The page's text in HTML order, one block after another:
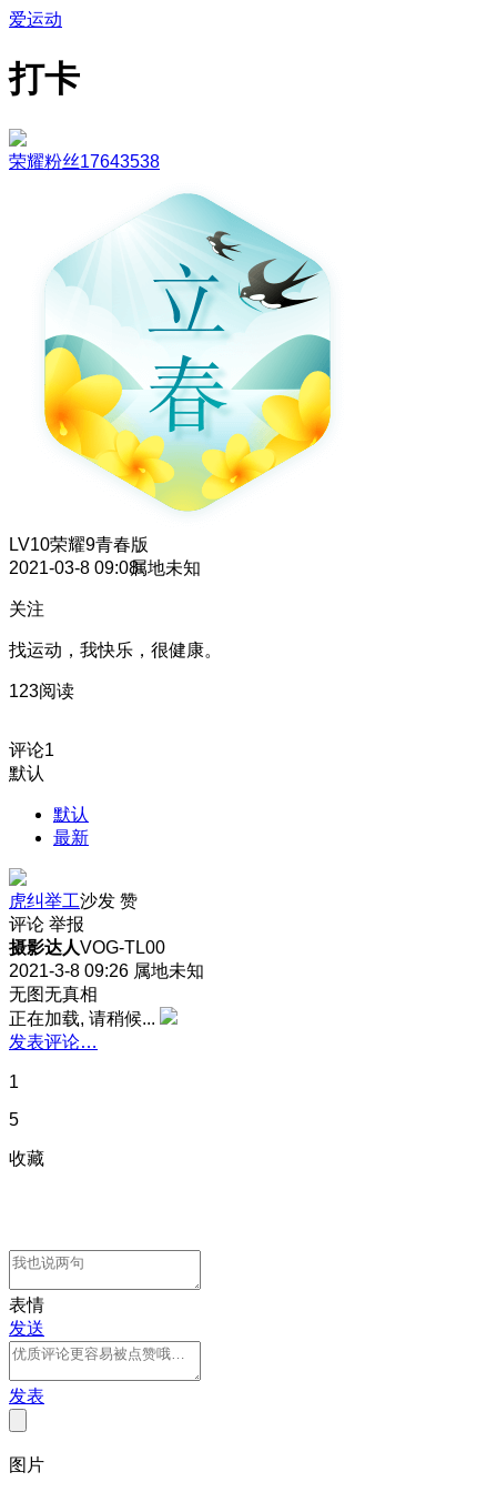
爱运动
打卡
荣耀粉丝17643538
LV10荣耀9青春版
2021-03-8 09:08属地未知
关注
找运动，我快乐，很健康。
123阅读
评论1
默认
默认
最新
虎纠举工沙发 赞
评论 举报
摄影达人VOG-TL00
2021-3-8 09:26 属地未知
无图无真相
正在加载, 请稍候...
发表评论…
1
5
收藏
表情
发送
发表
图片